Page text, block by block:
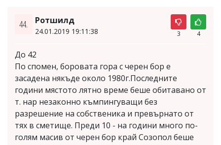
44. Ротшилд
24.01.2019 19:11:38 3 4
До 42
По спомен, боровата гора с черен бор е
засадена някъде около 1980г.Последните
години мястото лятно време беше обитавано от
т. нар незаконно къмпингуващи без
разрешение на собственика и превърнато от
тях в сметище. Преди 10 - на години много по-
голям масив от черен бор край Созопол беше